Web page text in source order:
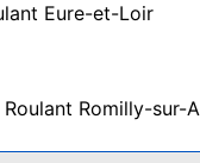
Eure-et-Loir
Romilly-sur-